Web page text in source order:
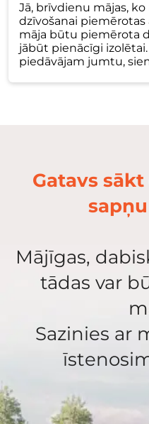
Jā, brīvdienu mājas,
dzīvošanai piemērotas
māja būtu piemērota
jābūt pienācīgi
piedāvājam jumtu,
Gatavs
Mājīgas,
tādas var
Sazinies ar